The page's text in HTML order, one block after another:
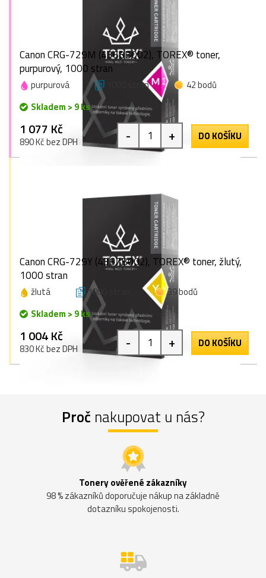
Canon CRG-729M (4368B002), TOREX® toner,
purpurový, 1000 stran
purpurová 1000 stran
42 bodů
Skladem > 9 ks
1 077 Kč
890 Kč bez DPH - + DO KOŠÍKU
Canon CRG-729Y (4367B002), TOREX® toner, žlutý,
1000 stran
žlutá 1000 stran
39 bodů
Skladem > 9 ks
1 004 Kč
830 Kč bez DPH - + DO KOŠÍKU
Proč nakupovat u nás?
Tonery ověřené zákazníky
98 % zákazníků doporučuje nákup na základně
dotazníku spokojenosti.